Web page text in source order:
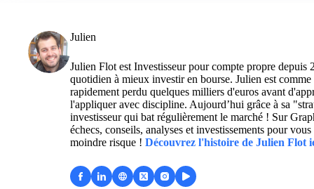
Julien
Julien Flot est Investisseur pour compte propre depuis
quotidien à mieux investir en bourse. Julien est
rapidement perdu quelques milliers d'euros avant
l'appliquer avec discipline. Aujourd’hui grâce à sa
investisseur qui bat régulièrement le marché ! Sur
échecs, conseils, analyses et investissements pour
moindre risque ! Découvrez l'histoire de Julien Flot